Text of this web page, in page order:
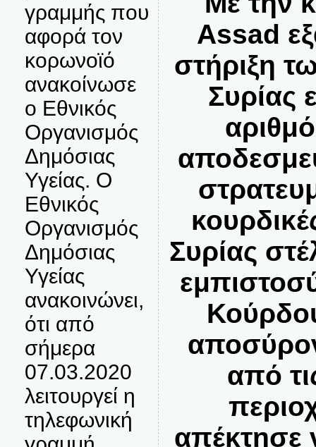
γραμμής που
αφορά τον
κορωνοϊό
ανακοίνωσε
ο Εθνικός
Οργανισμός
Δημόσιας
Υγείας. Ο
Εθνικός
Οργανισμός
Δημόσιας
Υγείας
ανακοινώνει,
ότι από
σήμερα
07.03.2020
λειτουργεί η
τηλεφωνική
Assad
στήριξη
Συρίας
Συρίας
από
απέκτησε